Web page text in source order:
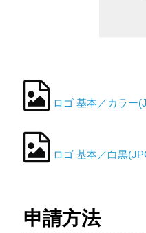
ロゴ 基本／カラー
ロゴ 基本／白黒
申請方法